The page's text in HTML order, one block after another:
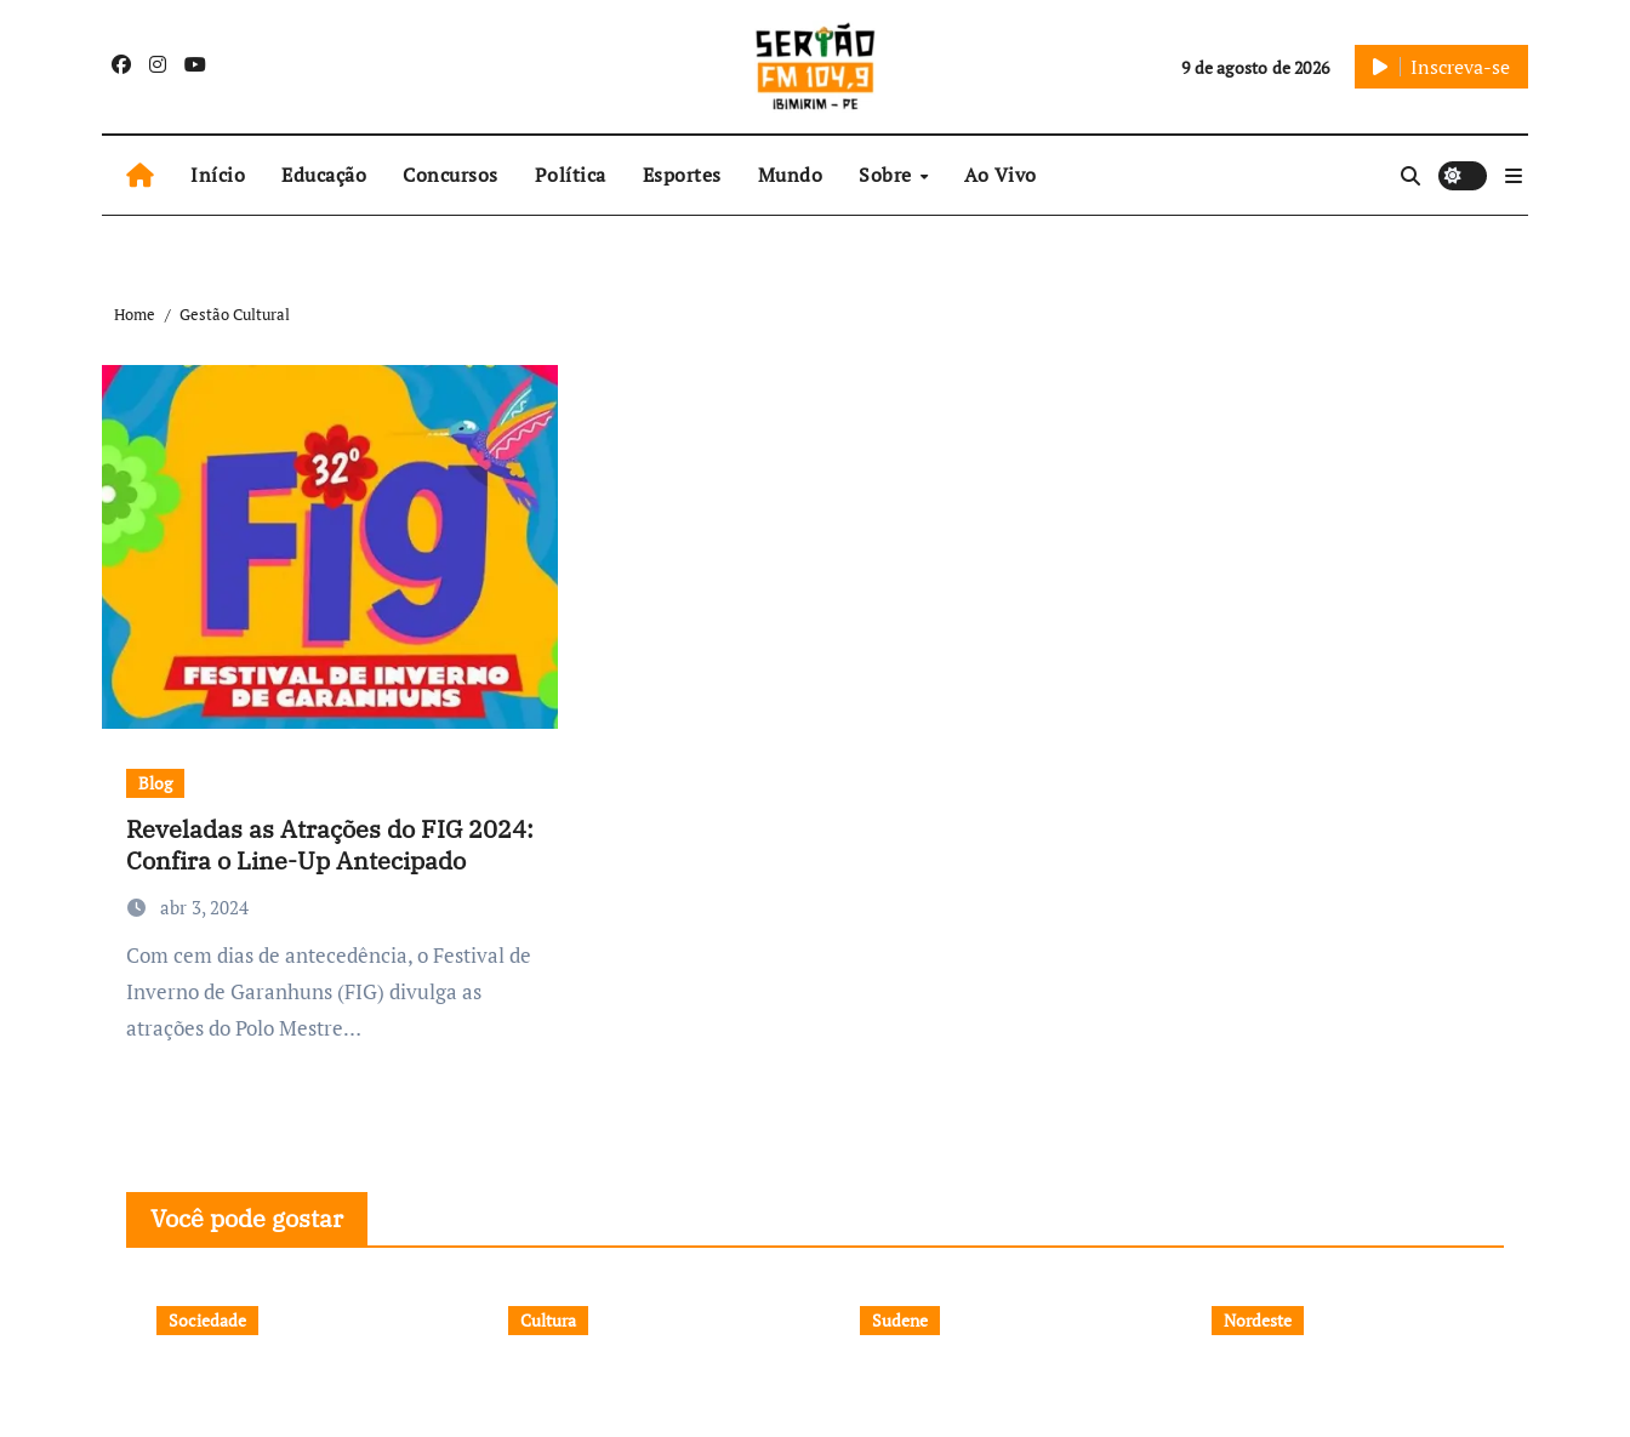
9 de agosto de 2026 Inscreva-se
Início Educação Concursos Política Esportes Mundo Sobre Ao Vivo
Home Gestão Cultural
Blog
Reveladas as Atrações do FIG 2024:
Confira o Line-Up Antecipado
abr 3, 2024
Com cem dias de antecedência, o Festival de
Inverno de Garanhuns (FIG) divulga as
atrações do Polo Mestre…
Você pode gostar
Sociedade Cultura Sudene Nordeste